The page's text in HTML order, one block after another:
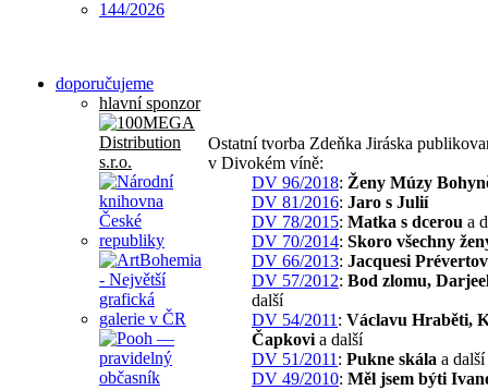
doporučujeme
hlavní sponzor
Ostatní tvorba Zdeňka Jiráska
v Divokém víně:
DV 96/2018: Ženy Múzy
DV 81/2016: Jaro s Julií
DV 78/2015: Matka s dcerou a
DV 70/2014: Skoro všechny
DV 66/2013: Jacquesi
DV 57/2012: Bod zlomu,
další
DV 54/2011 : Václavu Hraběti,
Čapkovi a další
DV 51/2011 : Pukne skála a další
DV 49/2010: Měl jsem býti